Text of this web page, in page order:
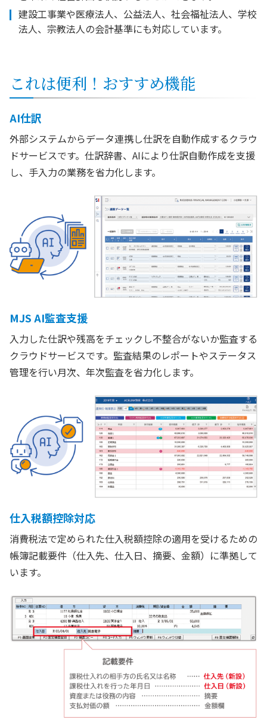
建設工事業や医療法人、公益法人、社会福祉法人、学校
法人、宗教法人の会計基準にも対応しています。
これは便利！おすすめ機能
AI仕訳
外部システムからデータ連携し仕訳を自動作成するクラウ
ドサービスです。仕訳辞書、AIにより仕訳自動作成を支援
し、手入力の業務を省力化します。
MJS AI監査支援
入力した仕訳や残高をチェックし不整合がないか監査する
クラウドサービスです。監査結果のレポートやステータス
管理を行い月次、年次監査を省力化します。
仕入税額控除対応
消費税法で定められた仕入税額控除の適用を受けるための
帳簿記載要件（仕入先、仕入日、摘要、金額）に準拠して
います。